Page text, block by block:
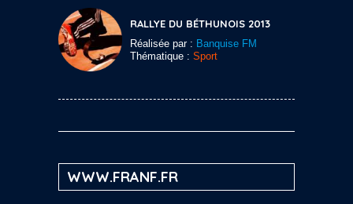
RALLYE DU BÉTHUNOIS 2013
Réalisée par : Banquise FM
Thématique : Sport
WWW.FRANF.FR